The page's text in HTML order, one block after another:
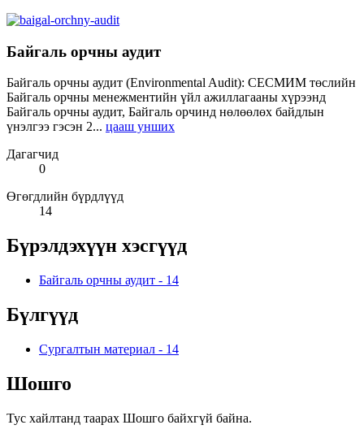
Байгаль орчны аудит
Байгаль орчны аудит (Environmental Audit): СЕСМИМ төслийн
Байгаль орчны менежментийн үйл ажиллагааны хүрээнд
Байгаль орчны аудит, Байгаль орчинд нөлөөлөх байдлын
үнэлгээ гэсэн 2... цааш унших
Дагагчид
0
Өгөгдлийн бүрдлүүд
14
Бүрэлдэхүүн хэсгүүд
Байгаль орчны аудит - 14
Бүлгүүд
Сургалтын материал - 14
Шошго
Тус хайлтанд таарах Шошго байхгүй байна.